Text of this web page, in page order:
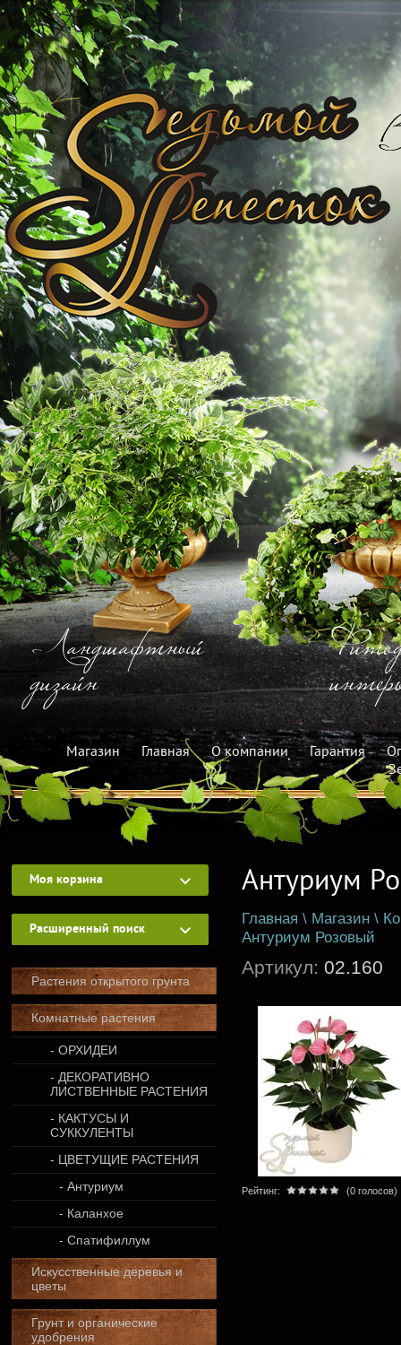
Ландшафтный
дизайн
Магазин Главная О компании Гарантия
Антуриум
Главная \ Магазин \
Антуриум Розовый
Артикул: 02.160
Рейтинг: (0 голосов)
Моя корзина
Расширенный поиск
Растения открытого грунта
Комнатные растения
- ОРХИДЕИ
- ДЕКОРАТИВНО
ЛИСТВЕННЫЕ РАСТЕНИЯ
- КАКТУСЫ И
СУККУЛЕНТЫ
- ЦВЕТУЩИЕ РАСТЕНИЯ
- Антуриум
- Каланхое
- Спатифиллум
Искусственные деревья и
цветы
Грунт и органические
удобрения